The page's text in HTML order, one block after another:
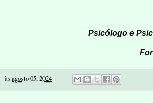
Psicólogo e
àsagosto 05, 2024